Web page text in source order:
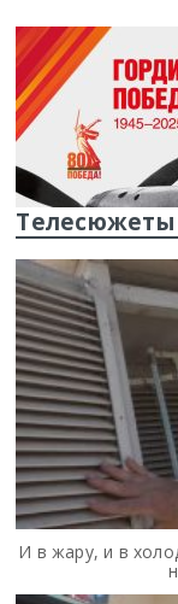
Телесюжеты
И в жару, и в